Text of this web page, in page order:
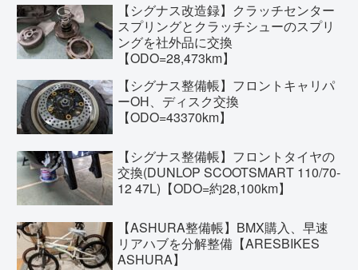
【シグナス改造録】クラッチセンター
スプリングとクラッチシューのスプリ
ングを社外品に交換
【ODO=28,473km】
【シグナス整備帳】フロントキャリパ
ーOH、ディスク交換
【ODO=43370km】
【シグナス整備帳】フロントタイヤの
交換(DUNLOP SCOOTSMART 110/70-
12 47L)【ODO=約28,100km】
【ASHURA整備帳】BMX購入、早速
リアハブを分解整備【ARESBIKES
ASHURA】